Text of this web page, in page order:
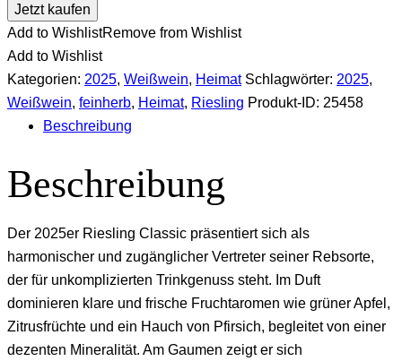
Jetzt kaufen
Add to WishlistRemove from Wishlist
Add to Wishlist
Kategorien: 2025, Weißwein, Heimat Schlagwörter: 2025,
Weißwein, feinherb, Heimat, Riesling Produkt-ID: 25458
Beschreibung
Beschreibung
Der 2025er Riesling Classic präsentiert sich als
harmonischer und zugänglicher Vertreter seiner Rebsorte,
der für unkomplizierten Trinkgenuss steht. Im Duft
dominieren klare und frische Fruchtaromen wie grüner Apfel,
Zitrusfrüchte und ein Hauch von Pfirsich, begleitet von einer
dezenten Mineralität. Am Gaumen zeigt er sich